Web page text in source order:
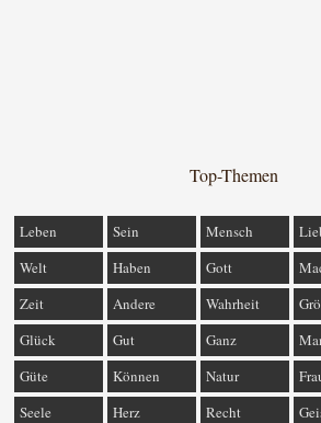
Top-Themen
Leben Sein Mensch
Welt
Haben Gott
Zeit
Andere Wahrheit
Glück
Gut Ganz
Güte
Können Natur
Seele
Herz Recht